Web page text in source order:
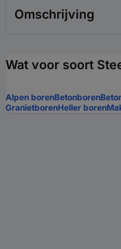
Omschrijving
Wat voor soort
Alpen borenBetonboren
GranietborenHeller boren